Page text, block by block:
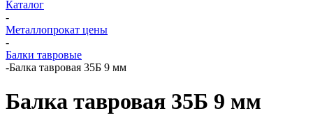
Каталог
-
Металлопрокат цены
-
Балки тавровые
-Балка тавровая 35Б 9 мм
Балка тавровая 35Б 9 мм